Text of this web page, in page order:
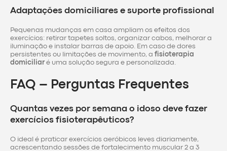
Adaptações domiciliares e suporte profissional
Pequenas mudanças em casa ampliam os efeitos dos
exercícios: retirar tapetes soltos, organizar cabos, melhorar a
iluminação e instalar barras de apoio. Em caso de dores
persistentes ou limitações de movimento, a fisioterapia
domiciliaré uma solução segura e personalizada.
FAQ – Perguntas Frequentes
Quantas vezes por semana o idoso deve fazer
exercícios fisioterapêuticos?
O ideal é praticar exercícios aeróbicos leves diariamente,
acrescentando sessões de fortalecimento muscular 2 a 3